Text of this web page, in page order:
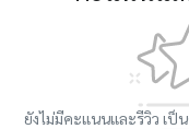
ยังไม่มีคะแนนและรีวิว เ